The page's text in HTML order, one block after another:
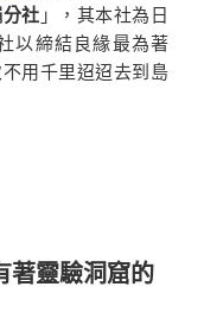
社 」，其本社為日
以締結良緣最為著
用千里迢迢去到島
著靈驗洞窟的